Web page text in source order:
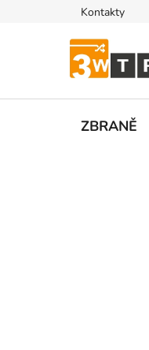
Kontakty
ZBRANĚ